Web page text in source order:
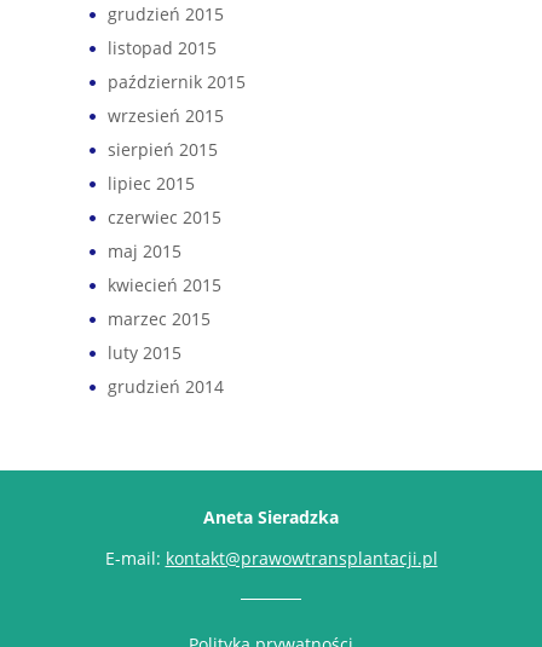
grudzień 2015
listopad 2015
październik 2015
wrzesień 2015
sierpień 2015
lipiec 2015
czerwiec 2015
maj 2015
kwiecień 2015
marzec 2015
luty 2015
grudzień 2014
Aneta Sieradzka
E-mail: kontakt@prawowtransplantacji.pl